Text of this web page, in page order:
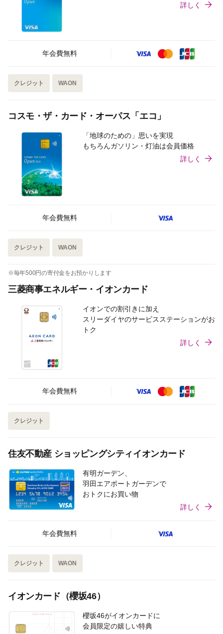
詳しく
年会費無料
クレジット WAON
コスモ・ザ・カード・オーパス「エコ」
「地球のための」思いを実現
もちろんガソリン・灯油は会員価格
詳しく
年会費無料
クレジット WAON
※毎年500円の寄付金をお預かりします
三菱商事エネルギー・イオンカード
イオンでの割引きに加え
スリーダイヤのサービスステーションがお
トク
詳しく
年会費無料
クレジット
住友不動産 ショッピングシティイオンカード
有明ガーデン、
羽田エアポートガーデンで
おトクにお買い物
詳しく
年会費無料
クレジット WAON
イオンカード（櫻坂46）
櫻坂46がイオンカードに
会員限定の嬉しい特典